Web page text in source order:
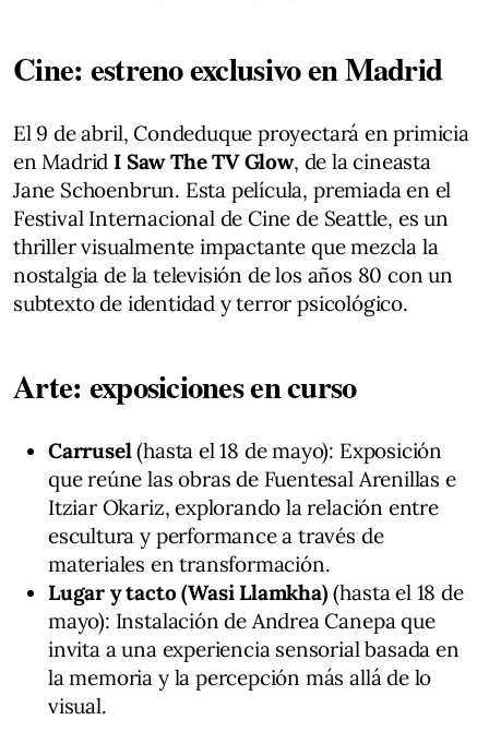
Cine: estreno exclusivo en Madrid
El 9 de abril, Condeduque proyectará en primicia
en Madrid I Saw The TV Glow, de la cineasta
Jane Schoenbrun. Esta película, premiada en el
Festival Internacional de Cine de Seattle, es un
thriller visualmente impactante que mezcla la
nostalgia de la televisión de los años 80 con un
subtexto de identidad y terror psicológico.
Arte: exposiciones en curso
Carrusel(hasta el 18 de mayo): Exposición
que reúne las obras de Fuentesal Arenillas e
Itziar Okariz, explorando la relación entre
escultura y performance a través de
materiales en transformación.
Lugar y tacto (Wasi Llamkha)(hasta el 18 de
mayo): Instalación de Andrea Canepa que
invita a una experiencia sensorial basada en
la memoria y la percepción más allá de lo
visual.